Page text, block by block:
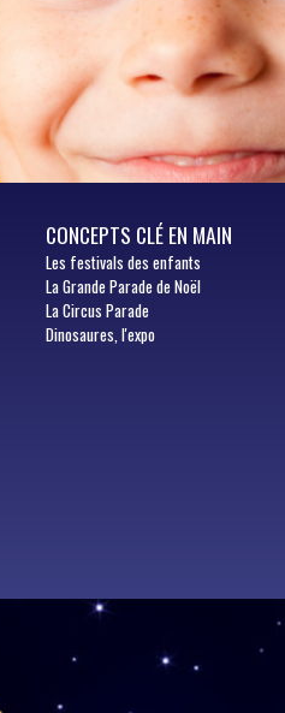
CONCEPTS CLÉ EN MAIN
Les festivals des enfants
La Grande Parade de Noël
La Circus Parade
Dinosaures, l'expo